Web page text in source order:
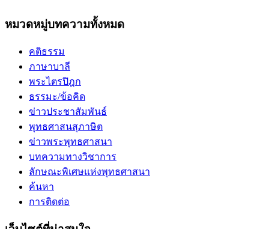
หมวดหมู่บทความทั้งหมด
คติธรรม
ภาษาบาลี
พระไตรปิฎก
ธรรมะ/ข้อคิด
ข่าวประชาสัมพันธ์
พุทธศาสนสุภาษิต
ข่าวพระพุทธศาสนา
บทความทางวิชาการ
ลักษณะพิเศษแห่งพุทธศาสนา
ค้นหา
การติดต่อ